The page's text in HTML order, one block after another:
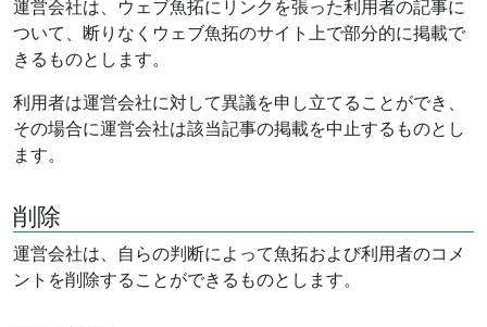
運営会社は、ウェブ魚拓にリンクを張った利用者の記事に
ついて、断りなくウェブ魚拓のサイト上で部分的に掲載で
きるものとします。
利用者は運営会社に対して異議を申し立てることができ、
その場合に運営会社は該当記事の掲載を中止するものとし
ます。
削除
運営会社は、自らの判断によって魚拓および利用者のコメ
ントを削除することができるものとします。